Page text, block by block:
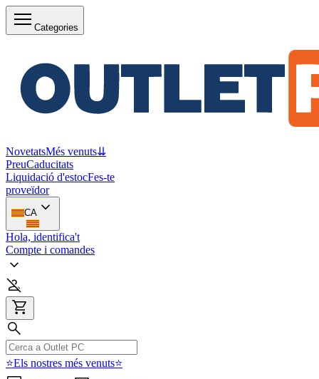
Categories
NovetatsMés venuts⇊
PreuCaducitats
Liquidació d'estocFes-te
proveïdor
CA
Hola, identifica't
Compte i comandes
⭐Els nostres més venuts⭐